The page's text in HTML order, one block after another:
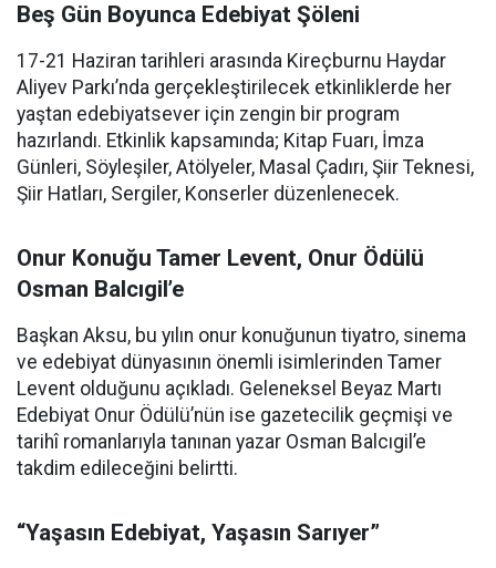
Beş Gün Boyunca Edebiyat Şöleni
17-21 Haziran tarihleri arasında Kireçburnu Haydar
Aliyev Parkı’nda gerçekleştirilecek etkinliklerde her
yaştan edebiyatsever için zengin bir program
hazırlandı. Etkinlik kapsamında; Kitap Fuarı, İmza
Günleri, Söyleşiler, Atölyeler, Masal Çadırı, Şiir Teknesi,
Şiir Hatları, Sergiler, Konserler düzenlenecek.
Onur Konuğu Tamer Levent, Onur Ödülü
Osman Balcıgil’e
Başkan Aksu, bu yılın onur konuğunun tiyatro, sinema
ve edebiyat dünyasının önemli isimlerinden Tamer
Levent olduğunu açıkladı. Geleneksel Beyaz Martı
Edebiyat Onur Ödülü’nün ise gazetecilik geçmişi ve
tarihî romanlarıyla tanınan yazar Osman Balcıgil’e
takdim edileceğini belirtti.
“Yaşasın Edebiyat, Yaşasın Sarıyer”